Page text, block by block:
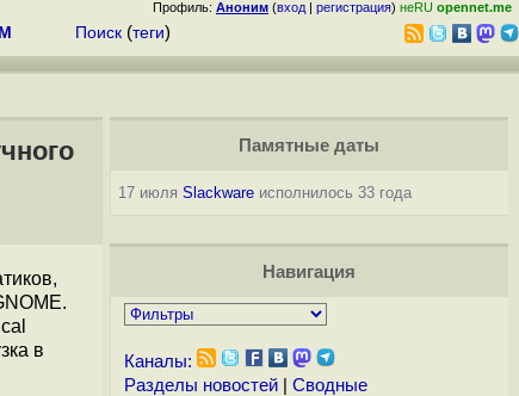
Профиль: Аноним (вход | регистрация) неRU opennet.me
Поиск (теги)
в
Памятные даты
17 июля Slackwareисполнилось 33 года
Навигация
Каналы:
Разделы новостей| Сводные